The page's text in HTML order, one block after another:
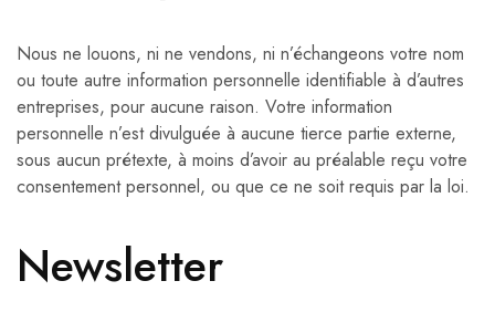
Nous ne louons, ni ne vendons, ni n’échangeons votre nom
ou toute autre information personnelle identifiable à d’autres
entreprises, pour aucune raison. Votre information
personnelle n’est divulguée à aucune tierce partie externe,
sous aucun prétexte, à moins d’avoir au préalable reçu votre
consentement personnel, ou que ce ne soit requis par la loi.
Newsletter